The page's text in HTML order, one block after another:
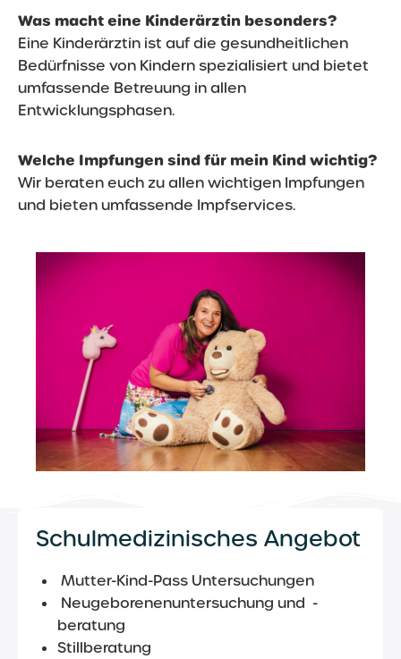
Was macht eine Kinderärztin besonders?
Eine Kinderärztin ist auf die gesundheitlichen
Bedürfnisse von Kindern spezialisiert und bietet
umfassende Betreuung in allen
Entwicklungsphasen.
Welche Impfungen sind für mein Kind wichtig?
Wir beraten euch zu allen wichtigen Impfungen
und bieten umfassende Impfservices.
Schulmedizinisches Angebot
Mutter-Kind-Pass Untersuchungen
Neugeborenenuntersuchung und -
beratung
Stillberatung